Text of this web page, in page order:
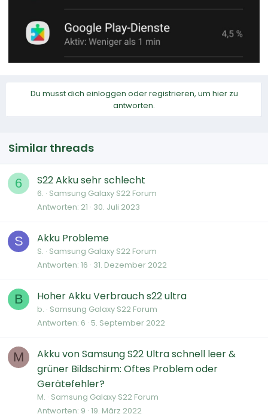
Du musst dich einloggen oder registrieren, um hier zu
antworten.
Similar threads
6 S22 Akku sehr schlecht
6. Samsung Galaxy S22 Forum
Antworten 21 30. Juli 2023
S Akku Probleme
S. Samsung Galaxy S22 Forum
Antworten 16 31. Dezember 2022
B Hoher Akku Verbrauch s22 ultra
b. Samsung Galaxy S22 Forum
Antworten 6 5. September 2022
M
Akku von Samsung S22 Ultra schnell leer &
grüner Bildschirm: Oftes Problem oder
Gerätefehler?
M. Samsung Galaxy S22 Forum
Antworten 9 19. März 2022